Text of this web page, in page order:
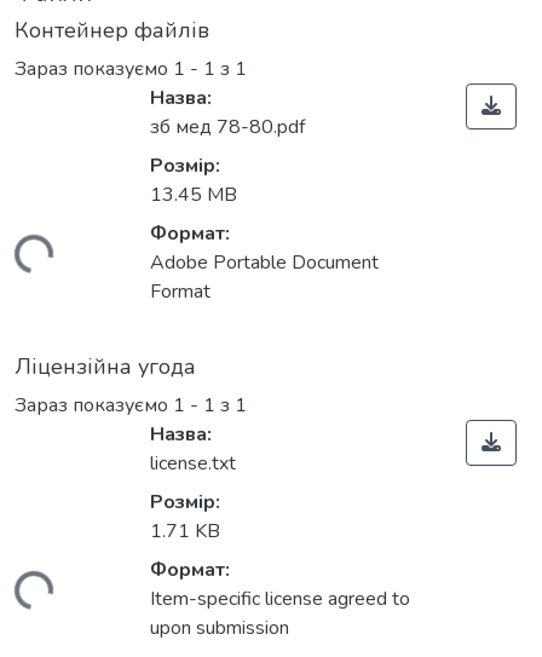
Контейнер файлів
Зараз показуємо 1 - 1 з 1
Назва:
зб мед 78-80.pdf
Розмір:
13.45 MB
Формат:
Adobe Portable Document
Format
Ліцензійна угода
Зараз показуємо 1 - 1 з 1
Назва:
license.txt
Розмір:
1.71 KB
Формат:
Item-specific license agreed to
upon submission